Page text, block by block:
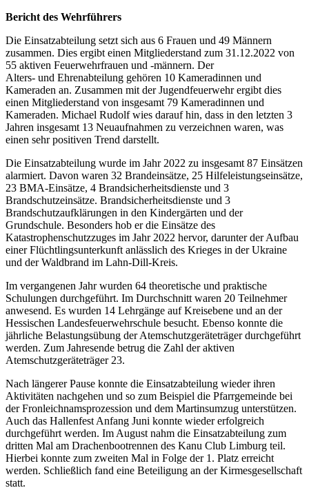
Bericht des Wehrführers
Die Einsatzabteilung setzt sich aus 6 Frauen und 49 Männern
zusammen. Dies ergibt einen Mitgliederstand zum 31.12.2022 von
55 aktiven Feuerwehrfrauen und -männern. Der
Alters- und Ehrenabteilung gehören 10 Kameradinnen und
Kameraden an. Zusammen mit der Jugendfeuerwehr ergibt dies
einen Mitgliederstand von insgesamt 79 Kameradinnen und
Kameraden. Michael Rudolf wies darauf hin, dass in den letzten 3
Jahren insgesamt 13 Neuaufnahmen zu verzeichnen waren, was
einen sehr positiven Trend darstellt.
Die Einsatzabteilung wurde im Jahr 2022 zu insgesamt 87 Einsätzen
alarmiert. Davon waren 32 Brandeinsätze, 25 Hilfeleistungseinsätze,
23 BMA-Einsätze, 4 Brandsicherheitsdienste und 3
Brandschutzeinsätze. Brandsicherheitsdienste und 3
Brandschutzaufklärungen in den Kindergärten und der
Grundschule. Besonders hob er die Einsätze des
Katastrophenschutzzuges im Jahr 2022 hervor, darunter der Aufbau
einer Flüchtlingsunterkunft anlässlich des Krieges in der Ukraine
und der Waldbrand im Lahn-Dill-Kreis.
Im vergangenen Jahr wurden 64 theoretische und praktische
Schulungen durchgeführt. Im Durchschnitt waren 20 Teilnehmer
anwesend. Es wurden 14 Lehrgänge auf Kreisebene und an der
Hessischen Landesfeuerwehrschule besucht. Ebenso konnte die
jährliche Belastungsübung der Atemschutzgeräteträger durchgeführt
werden. Zum Jahresende betrug die Zahl der aktiven
Atemschutzgeräteträger 23.
Nach längerer Pause konnte die Einsatzabteilung wieder ihren
Aktivitäten nachgehen und so zum Beispiel die Pfarrgemeinde bei
der Fronleichnamsprozession und dem Martinsumzug unterstützen.
Auch das Hallenfest Anfang Juni konnte wieder erfolgreich
durchgeführt werden. Im August nahm die Einsatzabteilung zum
dritten Mal am Drachenbootrennen des Kanu Club Limburg teil.
Hierbei konnte zum zweiten Mal in Folge der 1. Platz erreicht
werden. Schließlich fand eine Beteiligung an der Kirmesgesellschaft
statt.